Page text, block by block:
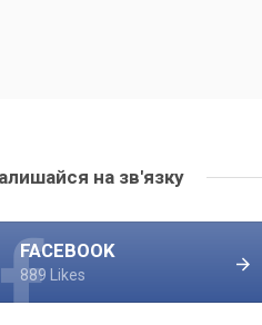
на зв'язку
FACEBOOK
889 Likes